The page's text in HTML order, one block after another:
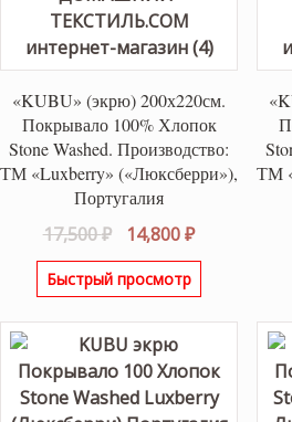
«KUBU» (экрю) 200х220см.
Покрывало 100% Хлопок
Stone Washed. Производство:
ТМ «Luxberry» («Люксберри»),
Португалия
17,500₽
Первоначальная
цена
составляла
14,800₽Текущая
цена:
Быстрый просмотр
ТМ